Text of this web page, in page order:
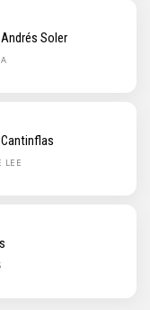
Soler
LEE